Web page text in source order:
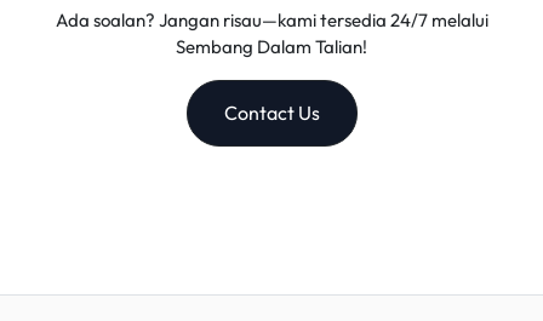
Ada soalan? Jangan risau—kami tersedia 24/7 melalui
Sembang Dalam Talian!
Contact Us